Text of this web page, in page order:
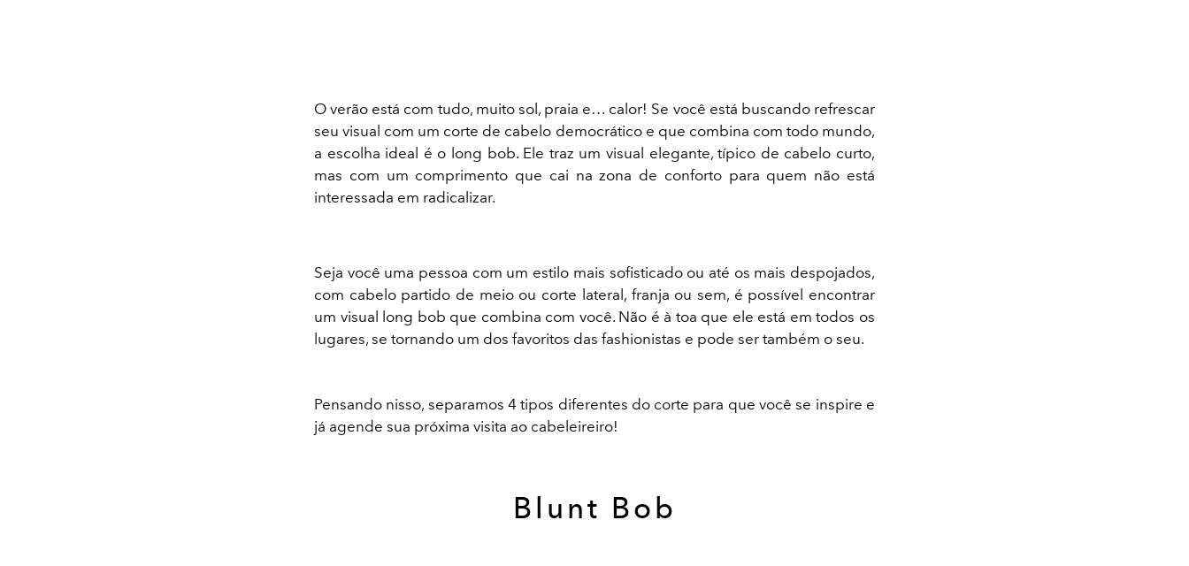
O verão está com tudo, muito sol, praia e… calor! Se você está buscando refrescar
seu visual com um corte de cabelo democrático e que combina com todo mundo,
a escolha ideal é o long bob. Ele traz um visual elegante, típico de cabelo curto,
mas com um comprimento que cai na zona de conforto para quem não está
interessada em radicalizar.
Seja você uma pessoa com um estilo mais sofisticado ou até os mais despojados,
com cabelo partido de meio ou corte lateral, franja ou sem, é possível encontrar
um visual long bob que combina com você. Não é à toa que ele está em todos os
lugares, se tornando um dos favoritos das fashionistas e pode ser também o seu.
Pensando nisso, separamos 4 tipos diferentes do corte para que você se inspire e
já agende sua próxima visita ao cabeleireiro!
Blunt Bob